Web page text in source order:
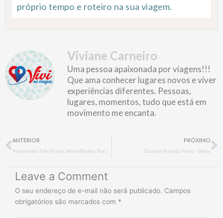
próprio tempo e roteiro na sua viagem.
Viviane Carneiro
Uma pessoa apaixonada por viagens!!!
Que ama conhecer lugares novos e viver
experiências diferentes. Pessoas,
lugares, momentos, tudo que está em
movimento me encanta.
Prev
ANTERIOR
Passeio das Três Praias: Morro Branco, Praia das Fontes e Canoa Quebrada
PRÓXIMO
Dicas da Praia do Forte – Bahia
Leave a Comment
O seu endereço de e-mail não será publicado. Campos
obrigatórios são marcados com *